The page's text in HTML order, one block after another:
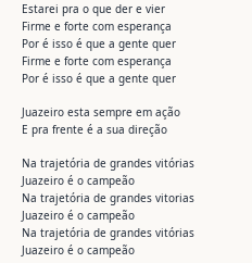
Estarei pra o que der e vier
Firme e forte com esperança
Por é isso é que a gente quer
Firme e forte com esperança
Por é isso é que a gente quer
Juazeiro esta sempre em ação
E pra frente é a sua direção
Na trajetória de grandes vitórias
Juazeiro é o campeão
Na trajetória de grandes vitorias
Juazeiro é o campeão
Na trajetória de grandes vitórias
Juazeiro é o campeão